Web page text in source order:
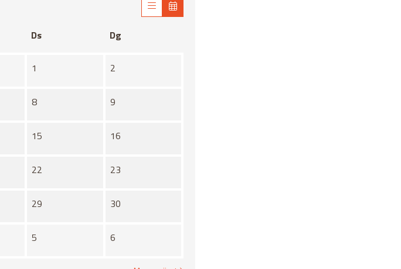
Ds
Dg
1 2
8 9
15 16
22 23
29 30
5 6